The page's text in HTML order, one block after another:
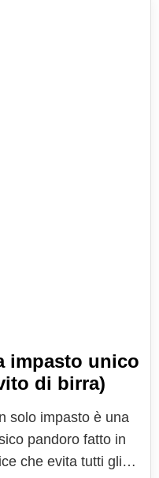
impasto unico
di birra)
solo impasto è una
pandoro fatto in
che evita tutti gli